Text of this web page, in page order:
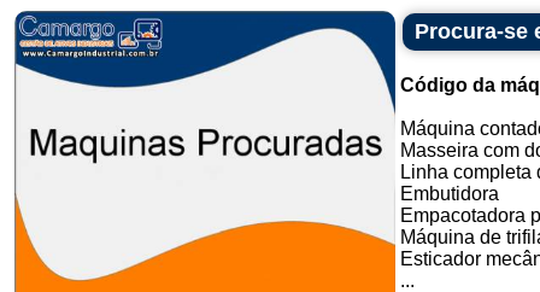
Procura-se
Código da
Máquina
Masseira com
Linha completa
Embutidora
Empacotadora
Máquina de
Esticador
...